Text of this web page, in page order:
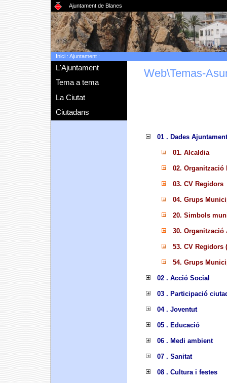
Ajuntament de Blanes
Inici: Ajuntament:
L'Ajuntament
Tema a tema
La Ciutat
Ciutadans
Web\Temas-
01 . Dades Ajuntament
01. Alcaldia
02. Organització
03. CV Regidors
04. Grups
20. Simbols
30. Organització
53. CV Regidors
54. Grups
02 . Acció Social
03 . Participació
04 . Joventut
05 . Educació
06 . Medi ambient
07 . Sanitat
08 . Cultura i festes